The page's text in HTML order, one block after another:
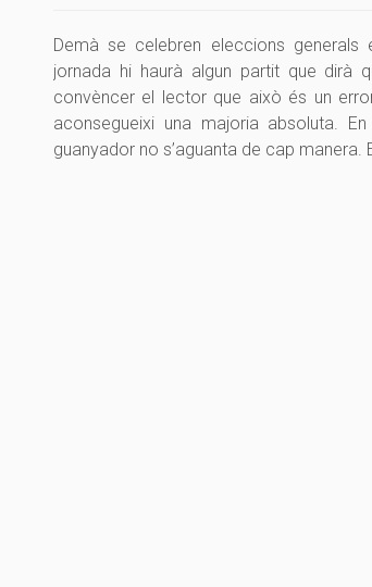
Demà se celebren eleccions
jornada hi haurà algun partit que dirà
convèncer el lector que això és un
aconsegueixi una majoria absoluta.
guanyador no s’aguanta de cap manera.